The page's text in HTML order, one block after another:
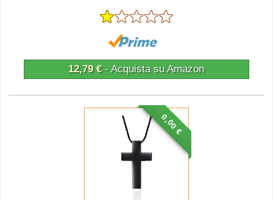
12,79 €- Acquista su Amazon
0,00 €